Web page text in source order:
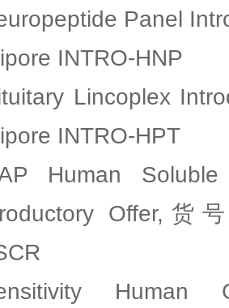
Panel
INTRO-HNP
Lincoplex
INTRO-HPT
Human
Offer,货
Human